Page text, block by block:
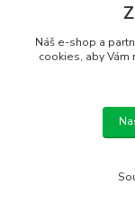
+420
Náš e-shop a
cookies, aby Vám